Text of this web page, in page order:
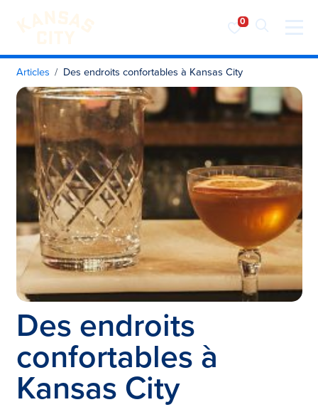
Visiter KC
Skip to content
Articles Des endroits confortables à Kansas City
Des endroits
confortables à
Kansas City